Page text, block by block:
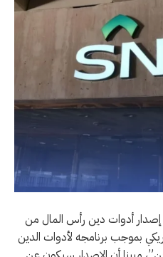
أدوات دين رأس المال من
بموجب برنامجه لأدوات الدين